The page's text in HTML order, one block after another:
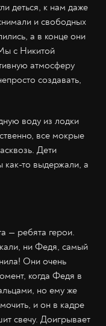
деться, к нам даже
и свободных
а в конце они
с Никитой
атмосферу
создавать,
воду из лодки
все мокрые
Дети
то выдержали, а
— ребята герои.
ни Федя, самый
Они очень
когда Федя в
но ему же
и он в кадре
свечу. Доигрывает